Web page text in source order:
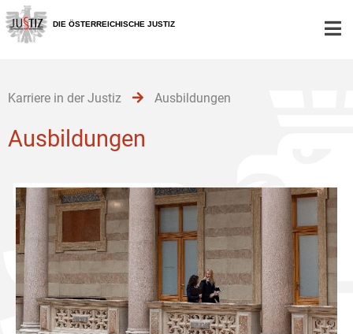
Zur
Hauptnavigation
[1]
Zum
Inhalt
[2]
Zum
Untermenü
[3]
DIE ÖSTERREICHISCHE JUSTIZ
Karriere in der Justiz Ausbildungen
Ausbildungen